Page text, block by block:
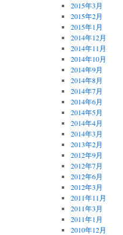
2015年3月
2015年2月
2015年1月
2014年12月
2014年11月
2014年10月
2014年9月
2014年8月
2014年7月
2014年6月
2014年5月
2014年4月
2014年3月
2013年2月
2012年9月
2012年7月
2012年6月
2012年3月
2011年11月
2011年3月
2011年1月
2010年12月